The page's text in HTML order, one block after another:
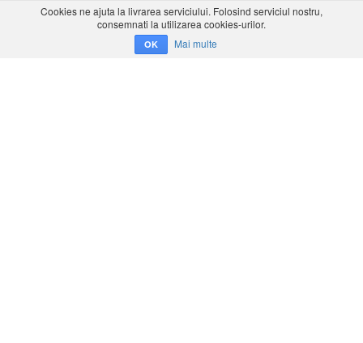
Cookies ne ajuta la livrarea serviciului. Folosind serviciul nostru,
consemnati la utilizarea cookies-urilor.
OK Mai multe